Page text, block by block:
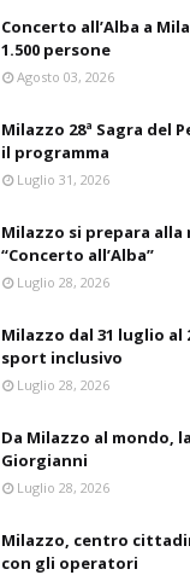
Concerto all’Alba a
1.500 persone
Agosto 03, 2026
Milazzo 28ª Sagra del
il programma
Luglio 31, 2026
Milazzo si prepara alla
“Concerto all’Alba”
Luglio 28, 2026
Milazzo dal 31 luglio
sport inclusivo
Luglio 28, 2026
Da Milazzo al mondo,
Giorgianni
Luglio 28, 2026
Milazzo, centro
con gli operatori